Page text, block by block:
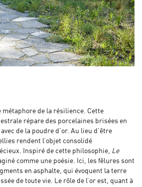
métaphore de la résilience. Cette
répare des porcelaines brisées en
de la poudre d’or. Au lieu d’être
rendent l’objet consolidé
Inspiré de cette philosophie, Le
comme une poésie. Ici, les fêlures sont
en asphalte, qui évoquent la terre
de toute vie. Le rôle de l’or est, quant à